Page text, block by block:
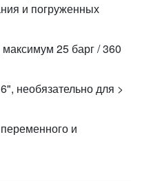
и погруженных
25 барг / 360
необязательно для >
и